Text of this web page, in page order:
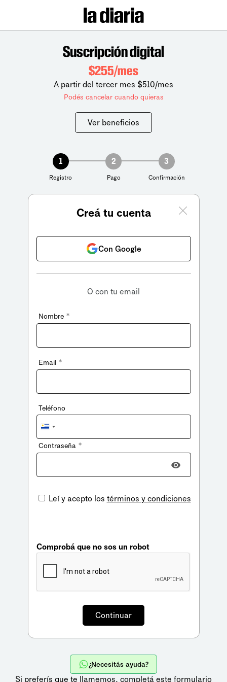
Suscripción digital
$255/mes
A partir del tercer mes $510/mes
Podés cancelar cuando quieras
Ver beneficios
1
Registro
2
Pago
3
Confirmación
Creá tu cuenta
Con Google
O con tu email
Nombre *
Email *
Teléfono
Uruguay
+598
Contraseña *
Leí y acepto los términos y condiciones
Comprobá que no sos un robot
¿Necesitás ayuda?
Si preferís que te llamemos, completá este formulario